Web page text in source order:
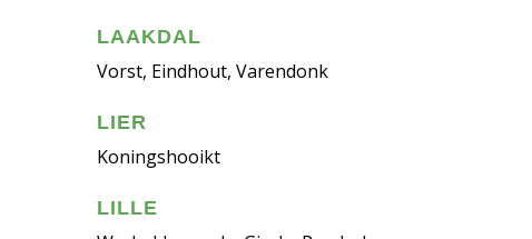
LAAKDAL
Vorst, Eindhout, Varendonk
LIER
Koningshooikt
LILLE